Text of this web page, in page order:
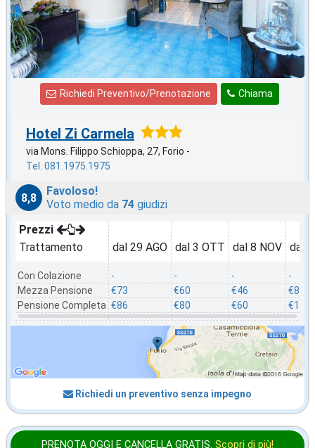
Chiama
Richiedi Preventivo/Prenotazione
Hotel Zi Carmela
via Mons. Filippo Schioppa, 27, Forio -
Tel. 081.1975.1975
8,8
Favoloso!
Voto medio da 74 giudizi
Prezzi
Trattamento
Con Colazione
Mezza Pensione
Pensione Completa
dal 29 AGO
-
€73
€86
dal 3 OTT
-
€60
€80
dal 8 NOV
-
€46
€60
dal
-
€86
€106
Richiedi un preventivo senza impegno
PRENOTA OGGI E CANCELLA GRATIS. Scopri di più!